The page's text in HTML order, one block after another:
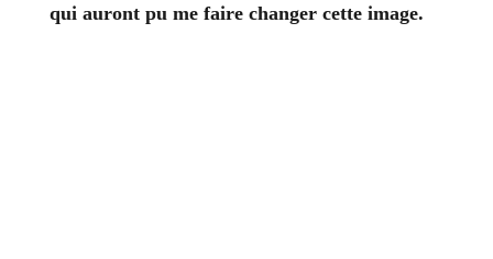
qui auront pu me faire changer cette image.